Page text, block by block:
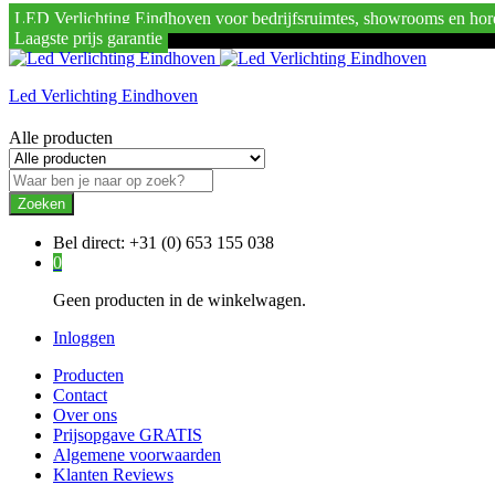
LED Verlichting Eindhoven voor bedrijfsruimtes, showrooms en
Laagste prijs garantie
Led Verlichting Eindhoven
Alle producten
Zoeken
Bel direct: +31 (0) 653 155 038
0
Geen producten in de winkelwagen.
Inloggen
Producten
Contact
Over ons
Prijsopgave GRATIS
Algemene voorwaarden
Klanten Reviews